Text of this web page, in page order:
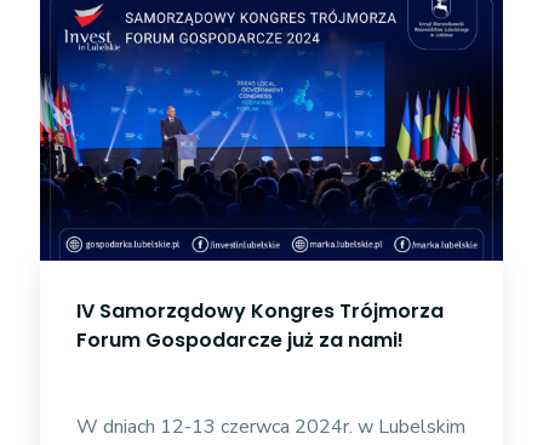
IV Samorządowy Kongres Trójmorza
Forum Gospodarcze już za nami!
W dniach 12-13 czerwca 2024r. w Lubelskim